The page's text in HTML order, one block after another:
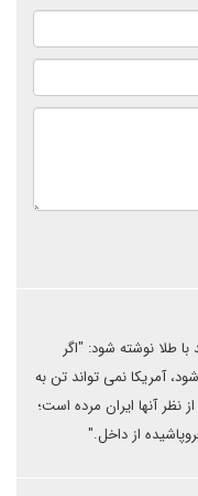
طلا نوشته شود: "اگر
آمریکا نمی تواند تن به
نظر آنها ایران مرده است؛
از داخل."